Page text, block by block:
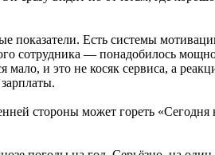
показатели. Есть системы
сотрудника — понадобилось
и это не косяк сервиса, а
стороны может гореть «Сегодня